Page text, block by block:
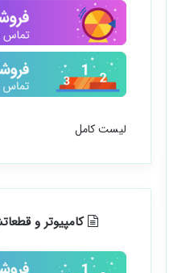
لیست کامل
کامپیوتر و